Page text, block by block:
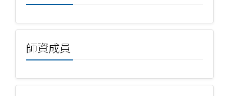
師資成員